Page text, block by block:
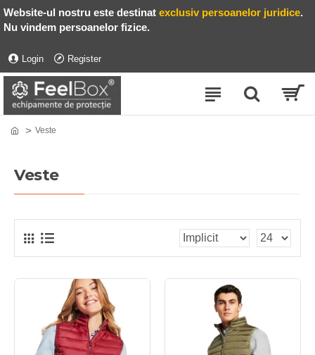
Website-ul nostru este destinat exclusiv persoanelor juridice.
Nu vindem persoanelor fizice.
Login Register
Veste
Veste